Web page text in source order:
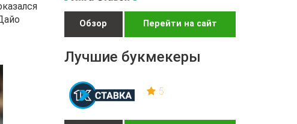
Обзор Перейти на сайт
Лучшие букмекеры
5